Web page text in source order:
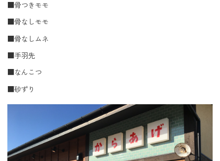
■骨つきモモ
■骨なしモモ
■骨なしムネ
■手羽先
■なんこつ
■砂ずり